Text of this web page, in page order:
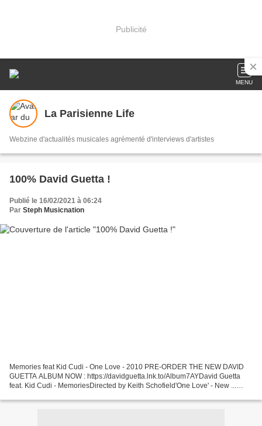
Publicité
MENU
La Parisienne Life
Webzine d'actualités musicales agrémenté d'interviews d'artistes
100% David Guetta !
Publié le 16/02/2021 à 06:24
Par Steph Musicnation
Memories feat Kid Cudi - One Love - 2010 PRE-ORDER THE NEW DAVID
GUETTA ALBUM NOW : https://davidguetta.lnk.to/Album7AYDavid Guetta
feat. Kid Cudi - MemoriesDirected by Keith Schofield'One Love' - New ...